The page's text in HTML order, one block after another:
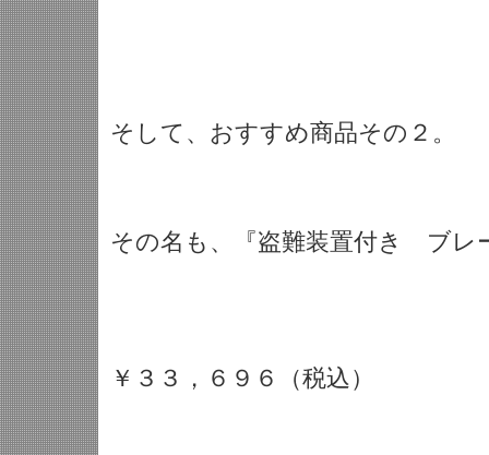
そして、おすすめ商品その２。
その名も、『盗難装置付き ブレ
￥３３，６９６（税込）